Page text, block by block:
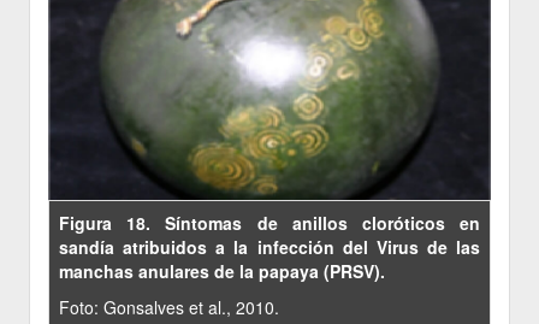
Figura 18. Síntomas de anillos cloróticos en
sandía atribuidos a la infección del Virus de las
manchas anulares de la papaya (PRSV).
Foto: Gonsalves et al., 2010.